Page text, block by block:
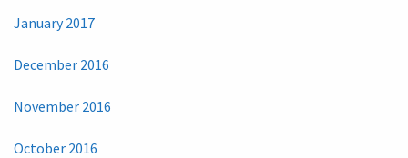
January 2017
December 2016
November 2016
October 2016